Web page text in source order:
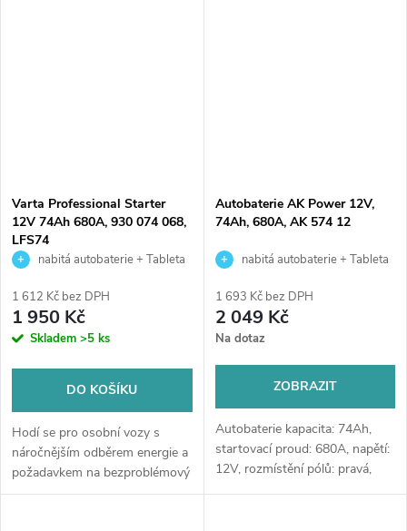
Varta Professional Starter
12V 74Ah 680A, 930 074 068,
LFS74
nabitá autobaterie + Tableta
výkup staré baterie při doručení
nebo v prodejně Jinočany
1 612 Kč bez DPH
1 950 Kč
Skladem >5 ks
DO KOŠÍKU
Hodí se pro osobní vozy s
náročnějším odběrem energie a
požadavkem na bezproblémový
start (svými parametry se blíží
Autobaterie AK Power 12V,
74Ah, 680A, AK 574 12
nabitá autobaterie + Tableta
výkup staré baterie při doručení
nebo v prodejně Jinočany
1 693 Kč bez DPH
2 049 Kč
Na dotaz
ZOBRAZIT
Autobaterie kapacita: 74Ah,
startovací proud: 680A, napětí:
12V, rozmístění pólů: pravá,